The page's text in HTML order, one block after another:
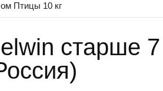
Птицы 10 кг
старше